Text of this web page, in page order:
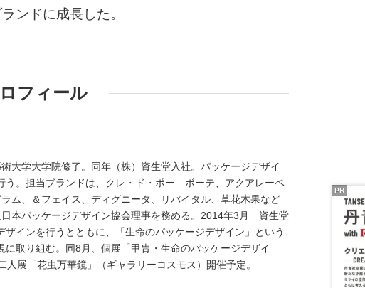
ンドに成長した。
フィール
学大学院修了。同年（株）資生堂入社。パッケージデザイ
う。担当ブランドは、クレ・ド・ポー ボーテ、アクアレーベ
ム、＆フェイス、ディグニータ、リバイタル、草花木果など
本パッケージデザイン協会理事を務める。2014年3月 資生堂
インを行うとともに、「生命のパッケージデザイン」という
取り組む。同8月、個展「甲胄・生命のパッケージデザイ
展「花虫万華鏡」（ギャラリーコスモス）開催予定。
PR